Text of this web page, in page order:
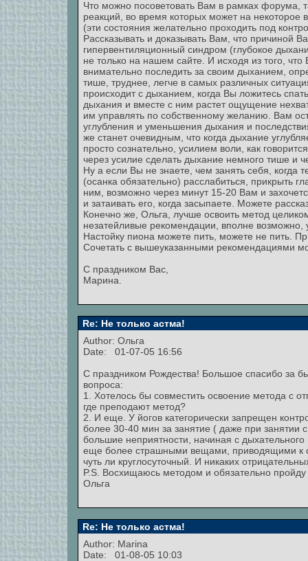
Что можно посоветовать Вам в рамках форума,
реакций, во время которых может на некоторое
(эти состояния желательно проходить под
Рассказывать и доказывать Вам, что причиной
гипервентиляционный синдром (глубокое
не только на нашем сайте. И исходя из того,
внимательно последить за своим дыханием,
тише, труднее, легче в самых различных
происходит с дыханием, когда Вы ложитесь
дыхания и вместе с ним растет ощущение
им управлять по собственному желанию. Вам
углубления и уменьшения дыхания и
же станет очевидным, что когда дыхание
просто сознательно, усилием воли, как
через усилие сделать дыхание немного тише и
Ну а если Вы не знаете, чем занять себя, когда
(осанка обязательно) расслабиться, прикрыть
ним, возможно через минут 15-20 Вам и
и затаивать его, когда засыпаете. Можете
Конечно же, Ольга, лучше освоить метод
незатейливые рекомендации, вполне
Настойку пиона можете пить, можете не пить.
Сочетать с вышеуказанными рекомендациями
С праздником Вас,
Марина.
Re: Не только астма!
Author: Ольга
Date: 01-07-05 16:56
C праздником Рождества! Большое спасибо за
вопроса:
1. Хотелось бы совместить освоение метода с
где преподают метод?
2. И еще. У йогов категорически запрещен
более 30-40 мин за занятие ( даже при
большие неприятности, начиная с
еще более страшными вещами, приводящими к
чуть ли круглосуточный. И никаких
P.S. Восхищаюсь методом и обязательно
Ольга
Re: Не только астма!
Author: Marina
Date: 01-08-05 10:03